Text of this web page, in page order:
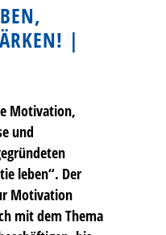
|
Motivation,
und
leben“. Der
Motivation
mit dem Thema